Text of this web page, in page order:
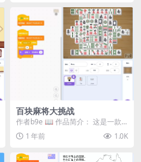
百块麻将大挑战
作者b9e 📖 作品简介：​ 这是一款
以百块麻将大挑战为主题的 Scratc
h ... 1 年前 1.0K